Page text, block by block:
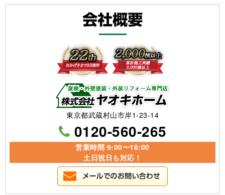
東京都武蔵村山市岸1-23-14
0120-560-265
営業時間 9:00〜18:00
土日祝日も対応！